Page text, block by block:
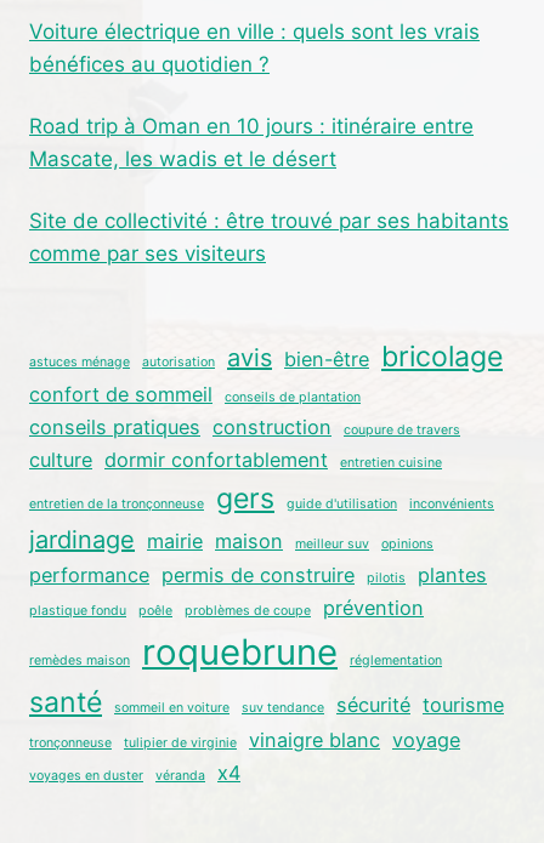
Voiture électrique en ville : quels sont les vrais
bénéfices au quotidien ?
Road trip à Oman en 10 jours : itinéraire entre
Mascate, les wadis et le désert
Site de collectivité : être trouvé par ses habitants
comme par ses visiteurs
astuces ménage autorisation avis bien-être bricolage
confort de sommeil conseils de plantation
conseils pratiques construction coupure de travers
culture dormir confortablement entretien cuisine
entretien de la tronçonneuse gers guide d'utilisation inconvénients
jardinage mairie maison meilleur suv opinions
performance permis de construire pilotis plantes
plastique fondu poêle problèmes de coupe prévention
remèdes maison roquebrune réglementation
santé sommeil en voiture suv tendance sécurité tourisme
tronçonneuse tulipier de virginie vinaigre blanc voyage
voyages en duster véranda x4